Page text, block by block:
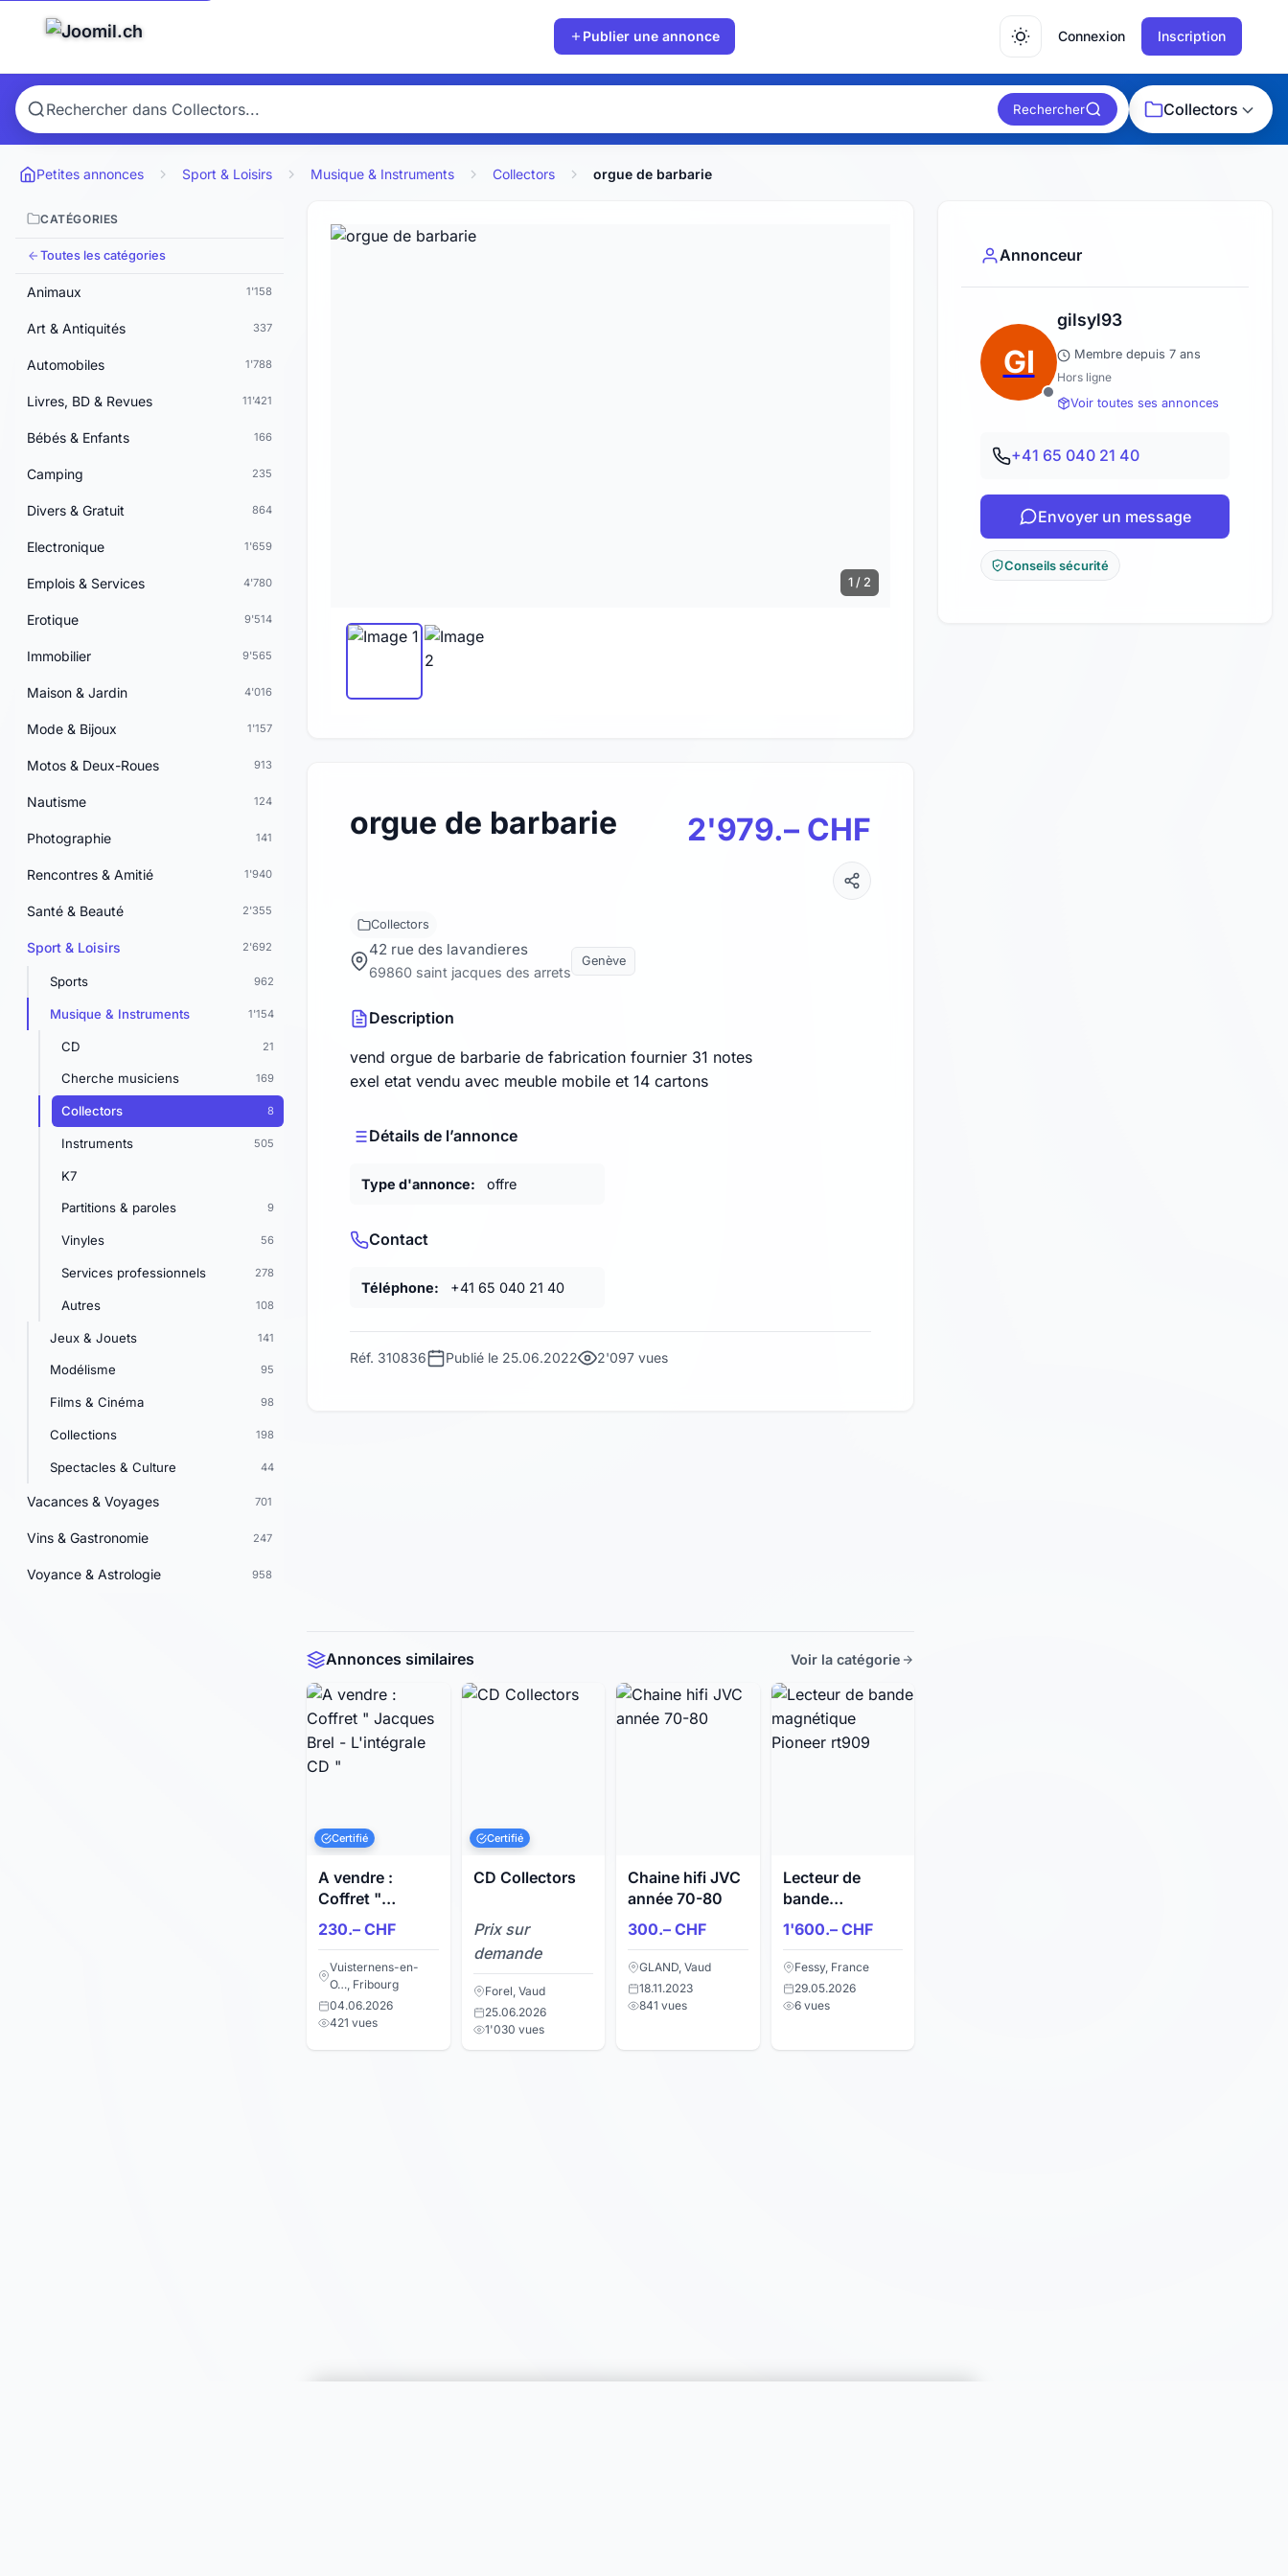
Publier une annonce Connexion Inscription
Rechercher Collectors
Petites annonces Sport & Loisirs Musique & Instruments Collectors orgue de barbarie
CATÉGORIES
Toutes les catégories
Animaux 1'158
Art & Antiquités 337
Automobiles 1'788
Livres, BD & Revues 11'421
Bébés & Enfants 166
Camping 235
Divers & Gratuit 864
Electronique 1'659
Emplois & Services 4'780
Erotique 9'514
Immobilier 9'565
Maison & Jardin 4'016
Mode & Bijoux 1'157
Motos & Deux-Roues 913
Nautisme 124
Photographie 141
Rencontres & Amitié 1'940
Santé & Beauté 2'355
Sport & Loisirs 2'692
Sports 962
Musique & Instruments 1'154
CD 21
Cherche musiciens 169
Collectors 8
Instruments 505
K7
Partitions & paroles 9
Vinyles 56
Services professionnels 278
Autres 108
Jeux & Jouets 141
Modélisme 95
Films & Cinéma 98
Collections 198
Spectacles & Culture 44
Vacances & Voyages 701
Vins & Gastronomie 247
Voyance & Astrologie 958
1 / 2
orgue de barbarie 2'979.– CHF
Collectors
42 rue des lavandieres
69860 saint jacques des arrets
Genève
Description
vend orgue de barbarie de fabrication fournier 31 notes
exel etat vendu avec meuble mobile et 14 cartons
Détails de l’annonce
Type d'annonce: offre
Contact
Téléphone: +41 65 040 21 40
Réf. 310836 Publié le 25.06.2022 2'097 vues
Annonceur
GI
gilsyl93
Membre depuis 7 ans
Hors ligne
Voir toutes ses annonces
+41 65 040 21 40
Envoyer un message
Conseils sécurité
Annonces similaires Voir la catégorie
Certifié
A vendre :
Coffret "
Jacques Brel -
L'intégrale CD "
230.– CHF
Vuisternens-en-
O…, Fribourg
04.06.2026
421 vues
Certifié
CD Collectors
Prix sur
demande
Forel, Vaud
25.06.2026
1'030 vues
Chaine hifi JVC
année 70-80
300.– CHF
GLAND, Vaud
18.11.2023
841 vues
Lecteur de
bande
magnétique
Pioneer rt909
1'600.– CHF
Fessy, France
29.05.2026
6 vues